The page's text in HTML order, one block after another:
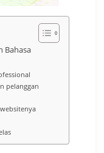
Bahasa
pelanggan